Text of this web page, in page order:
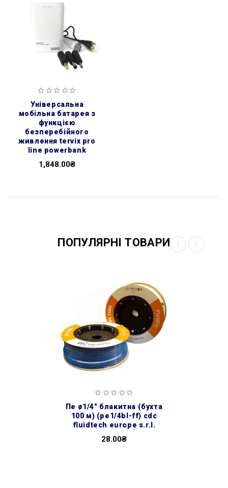
універсальна
мобільна батарея з
функцією
безперебійного
живлення tervix pro
line powerbank
1,848.00₴
ПОПУЛЯРНІ ТОВАРИ
пе ø1/4″ блакитна (бухта
100 м) (pe1/4bl-ff) cdc
fluidtech europe s.r.l.
28.00₴